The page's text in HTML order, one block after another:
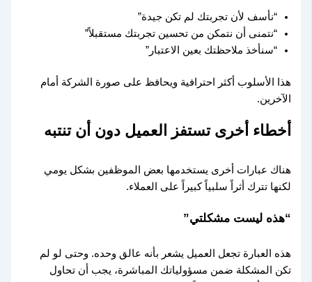
“نأسف لأن تجربتك لم تكن جيدة”
“نتمنى أن نتمكن من تحسين تجربتك مستقبلاً”
“سنأخذ ملاحظتك بعين الاعتبار”
هذا الأسلوب أكثر احترافية ويحافظ على صورة الشركة أمام
الآخرين.
أخطاء أخرى تستفز العميل دون أن تنتبه
هناك عبارات أخرى يستخدمها بعض الموظفين بشكل يومي
لكنها تترك أثراً سلبياً كبيراً على العملاء.
“هذه ليست مشكلتي”
هذه العبارة تجعل العميل يشعر بأنه عالق وحده. وحتى لو لم
تكن المشكلة ضمن مسؤولياتك المباشرة، يجب أن تحاول